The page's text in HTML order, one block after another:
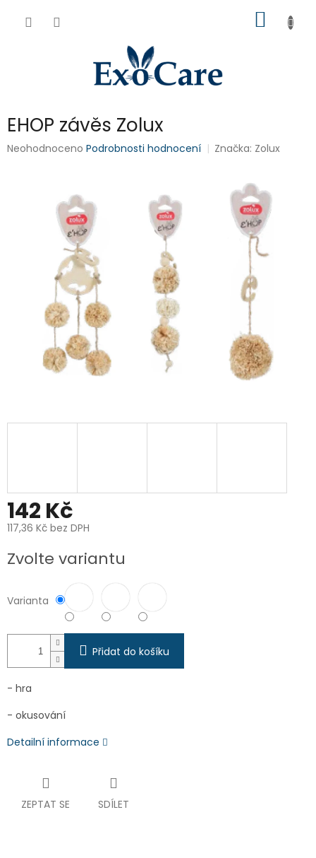
KOŠÍK
EHOP závěs Zolux
Průměrné
Neohodnoceno Podrobnosti hodnocení Značka: Zolux
142 Kč
117,36 Kč bez DPH
cena:
Zvolte variantu
Varianta
Přidat do košíku
- hra
- okusování
Detailní informace
ZEPTAT SE SDÍLET